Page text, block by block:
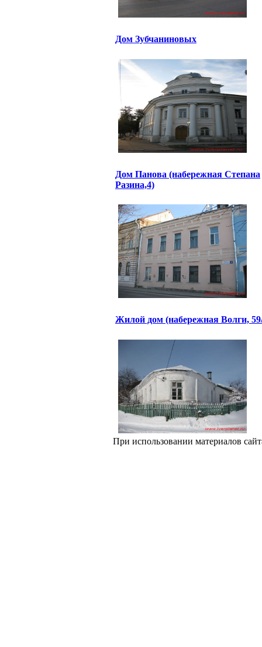
Дом Зубчаниновых
Дом Панова (набережная Степана
Разина,4)
Жилой дом (набережная Волги,
При использовании материалов